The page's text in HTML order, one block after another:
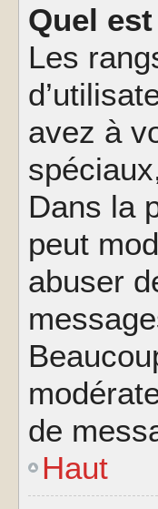
Quel
Les
avez à
Dans la
peut
abuser
de
Haut